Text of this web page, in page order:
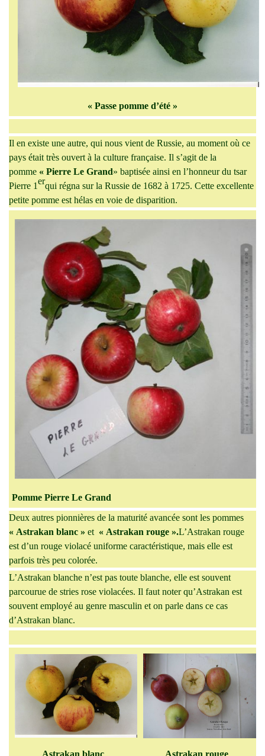
« Passe pomme d’été »
Il en existe une autre, qui nous vient de Russie, au moment où ce
pays était très ouvert à la culture française. Il s’agit de la
pomme « Pierre Le Grand» baptisée ainsi en l’honneur du tsar
Pierre 1erqui régna sur la Russie de 1682 à 1725. Cette excellente
petite pomme est hélas en voie de disparition.
Pomme Pierre Le Grand
Deux autres pionnières de la maturité avancée sont les pommes
« Astrakan blanc » et « Astrakan rouge ».L’Astrakan rouge
est d’un rouge violacé uniforme caractéristique, mais elle est
parfois très peu colorée.
L’Astrakan blanche n’est pas toute blanche, elle est souvent
parcourue de stries rose violacées. Il faut noter qu’Astrakan est
souvent employé au genre masculin et on parle dans ce cas
d’Astrakan blanc.
Astrakan blanc Astrakan rouge